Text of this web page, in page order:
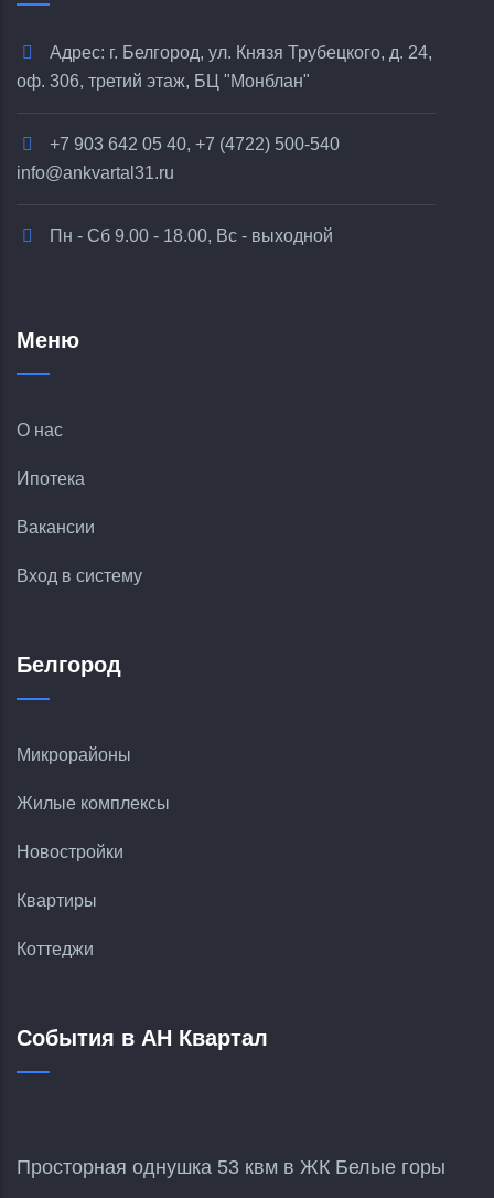
Адрес: г. Белгород, ул. Князя Трубецкого, д. 24,
оф. 306, третий этаж, БЦ "Монблан"
+7 903 642 05 40, +7 (4722) 500-540
info@ankvartal31.ru
Пн - Сб 9.00 - 18.00, Вс - выходной
Меню
О нас
Ипотека
Вакансии
Вход в систему
Белгород
Микрорайоны
Жилые комплексы
Новостройки
Квартиры
Коттеджи
События в АН Квартал
Просторная однушка 53 квм в ЖК Белые горы